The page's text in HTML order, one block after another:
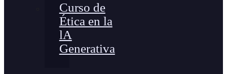
Curso de
Ética en la
lA
Generativa